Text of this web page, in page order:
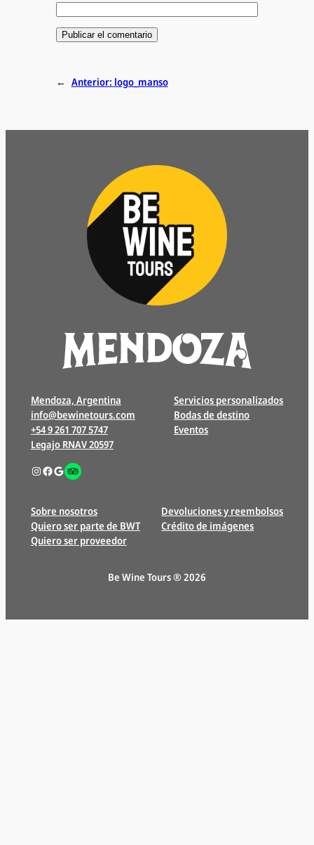
← Anterior: logo_manso
Mendoza, Argentina
info@bewinetours.com
+54 9 261 707 5747
Legajo RNAV 20597
Instagram
Facebook
Google
Enlace
Servicios personalizados
Bodas de destino
Eventos
Sobre nosotros
Quiero ser parte de BWT
Quiero ser proveedor
Devoluciones y reembolsos
Crédito de imágenes
Be Wine Tours ® 2026